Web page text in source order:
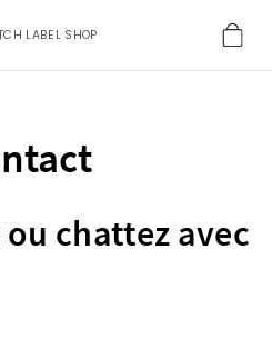
LABEL SHOP
chattez avec